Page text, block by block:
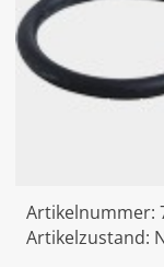
Artikelnummer:
Artikelzustand: